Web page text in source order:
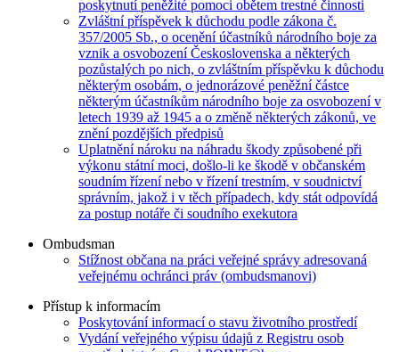
poskytnutí peněžité pomoci obětem trestné činnosti
Zvláštní příspěvek k důchodu podle zákona č.
357/2005 Sb., o ocenění účastníků národního boje za
vznik a osvobození Československa a některých
pozůstalých po nich, o zvláštním příspěvku k důchodu
některým osobám, o jednorázové peněžní částce
některým účastníkům národního boje za osvobození v
letech 1939 až 1945 a o změně některých zákonů, ve
znění pozdějších předpisů
Uplatnění nároku na náhradu škody způsobené při
výkonu státní moci, došlo-li ke škodě v občanském
soudním řízení nebo v řízení trestním, v soudnictví
správním, jakož i v těch případech, kdy stát odpovídá
za postup notáře či soudního exekutora
Ombudsman
Stížnost občana na práci veřejné správy adresovaná
veřejnému ochránci práv (ombudsmanovi)
Přístup k informacím
Poskytování informací o stavu životního prostředí
Vydání veřejného výpisu údajů z Registru osob